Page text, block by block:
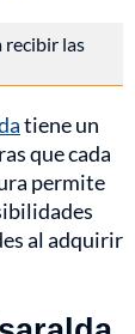
recibir las
tiene un
que cada
permite
al adquirir